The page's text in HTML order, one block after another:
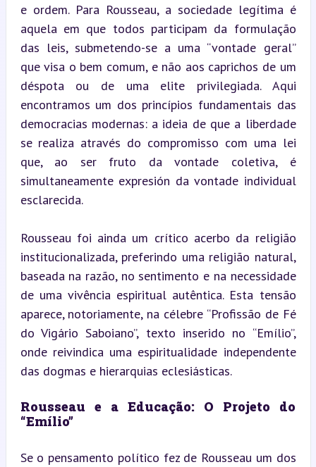
e ordem. Para Rousseau, a sociedade legítima é
aquela em que todos participam da formulação
das leis, submetendo-se a uma “vontade geral”
que visa o bem comum, e não aos caprichos de um
déspota ou de uma elite privilegiada. Aqui
encontramos um dos princípios fundamentais das
democracias modernas: a ideia de que a liberdade
se realiza através do compromisso com uma lei
que, ao ser fruto da vontade coletiva, é
simultaneamente expresión da vontade individual
esclarecida.
Rousseau foi ainda um crítico acerbo da religião
institucionalizada, preferindo uma religião natural,
baseada na razão, no sentimento e na necessidade
de uma vivência espiritual autêntica. Esta tensão
aparece, notoriamente, na célebre “Profissão de Fé
do Vigário Saboiano”, texto inserido no “Emílio”,
onde reivindica uma espiritualidade independente
das dogmas e hierarquias eclesiásticas.
Rousseau e a Educação: O Projeto do
“Emílio”
Se o pensamento político fez de Rousseau um dos